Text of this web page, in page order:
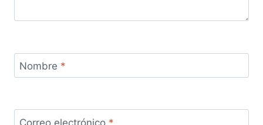
Nombre *
Correo electrónico *